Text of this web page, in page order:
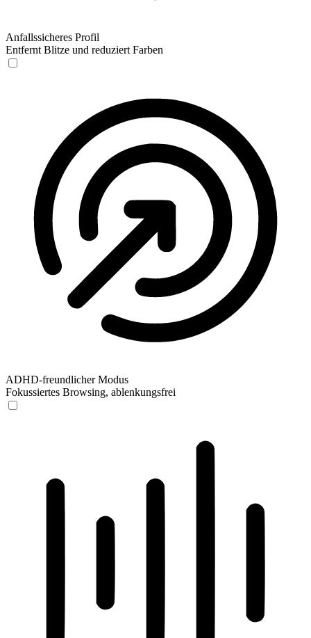
Anfallssicheres Profil
Entfernt Blitze und reduziert Farben
ADHD-freundlicher Modus
Fokussiertes Browsing, ablenkungsfrei